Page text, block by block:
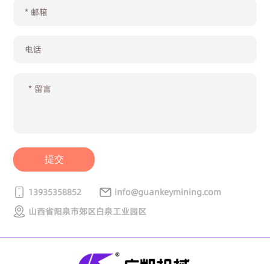
提交
13935358852
info@guankeymining.com
山西省阳泉市郊区白泉工业园区